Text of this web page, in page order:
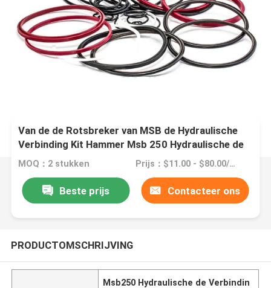
Van de de Rotsbreker van MSB de Hydraulische
Verbinding Kit Hammer Msb 250 Hydraulische de
Verbindingsuitrusting van de Cilinderzuiger
MOQ：2 stukken Prijs：$11.00 - $80.00/Pieces
Beste prijs Contacteer ons
PRODUCTOMSCHRIJVING
Msb250 Hydraulische de Verbindin